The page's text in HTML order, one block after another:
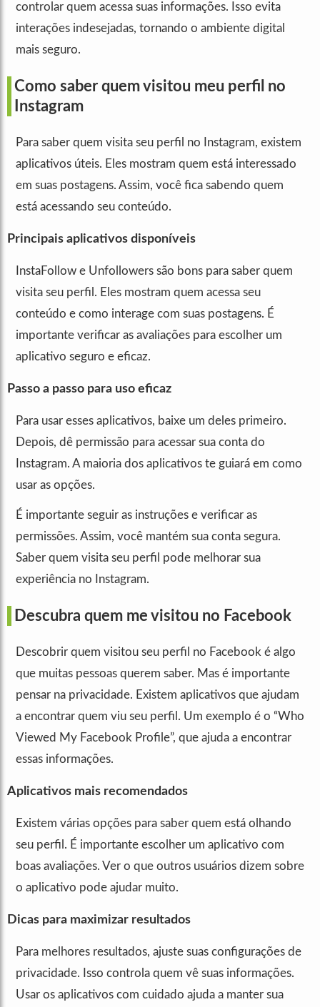
controlar quem acessa suas informações. Isso evita
interações indesejadas, tornando o ambiente digital
mais seguro.
Como saber quem visitou meu perfil no
Instagram
Para saber quem visita seu perfil no Instagram, existem
aplicativos úteis. Eles mostram quem está interessado
em suas postagens. Assim, você fica sabendo quem
está acessando seu conteúdo.
Principais aplicativos disponíveis
InstaFollow e Unfollowers são bons para saber quem
visita seu perfil. Eles mostram quem acessa seu
conteúdo e como interage com suas postagens. É
importante verificar as avaliações para escolher um
aplicativo seguro e eficaz.
Passo a passo para uso eficaz
Para usar esses aplicativos, baixe um deles primeiro.
Depois, dê permissão para acessar sua conta do
Instagram. A maioria dos aplicativos te guiará em como
usar as opções.
É importante seguir as instruções e verificar as
permissões. Assim, você mantém sua conta segura.
Saber quem visita seu perfil pode melhorar sua
experiência no Instagram.
Descubra quem me visitou no Facebook
Descobrir quem visitou seu perfil no Facebook é algo
que muitas pessoas querem saber. Mas é importante
pensar na privacidade. Existem aplicativos que ajudam
a encontrar quem viu seu perfil. Um exemplo é o “Who
Viewed My Facebook Profile”, que ajuda a encontrar
essas informações.
Aplicativos mais recomendados
Existem várias opções para saber quem está olhando
seu perfil. É importante escolher um aplicativo com
boas avaliações. Ver o que outros usuários dizem sobre
o aplicativo pode ajudar muito.
Dicas para maximizar resultados
Para melhores resultados, ajuste suas configurações de
privacidade. Isso controla quem vê suas informações.
Usar os aplicativos com cuidado ajuda a manter sua